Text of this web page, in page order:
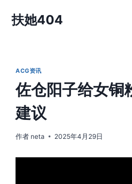
扶她404
ACG资讯
佐仓阳子给女铜
建议
作者 neta 2025年4月29日